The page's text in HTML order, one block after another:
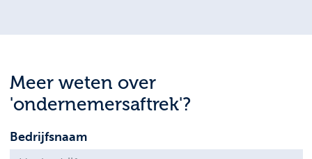
Meer weten over
'ondernemersaftrek'?
Bedrijfsnaam